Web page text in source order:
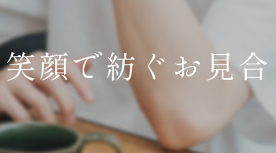
顔で紡ぐお見合